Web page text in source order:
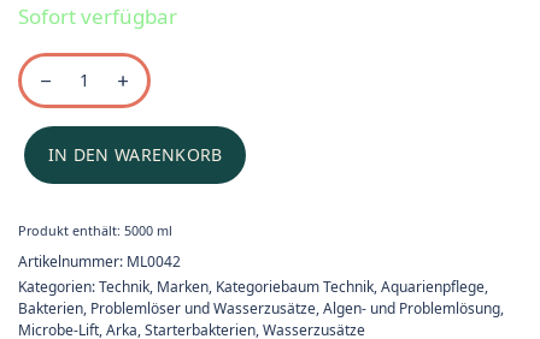
Sofort verfügbar
IN DEN WARENKORB
Produkt enthält: 5000 ml
Artikelnummer: ML0042
Kategorien:Technik, Marken, Kategoriebaum Technik,Aquarienpflege,
Bakterien, Problemlöser und Wasserzusätze,Algen- und Problemlösung,
Microbe-Lift,Arka,Starterbakterien, Wasserzusätze